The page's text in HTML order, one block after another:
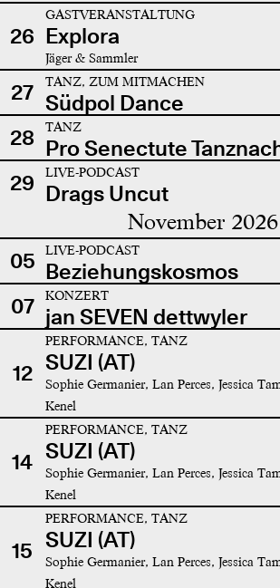
26
GASTVERANSTALTUNG
Explora
Jäger & Sammler
27 TANZ, ZUM MITMACHEN
Südpol Dance
28
TANZ
Pro Senectute
29
LIVE-PODCAST
Drags Uncut
November 2026
05 LIVE-PODCAST
Beziehungskosmos
07
KONZERT
jan SEVEN dettwyler
12
PERFORMANCE, TANZ
SUZI (AT)
Sophie Germanier, Lan Perces, Jessica
Kenel
14
PERFORMANCE, TANZ
SUZI (AT)
Sophie Germanier, Lan Perces, Jessica
Kenel
15
PERFORMANCE, TANZ
SUZI (AT)
Sophie Germanier, Lan Perces, Jessica
Kenel